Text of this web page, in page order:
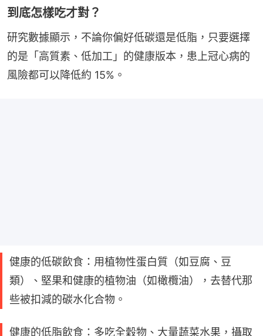
到底怎樣吃才對？
研究數據顯示，不論你偏好低碳還是低脂，只要選擇
的是「高質素、低加工」的健康版本，患上冠心病的
風險都可以降低約 15%。
健康的低碳飲食：用植物性蛋白質（如豆腐、豆
類）、堅果和健康的植物油（如橄欖油），去替代那
些被扣減的碳水化合物。
健康的低脂飲食：多吃全穀物、大量蔬菜水果，攝取